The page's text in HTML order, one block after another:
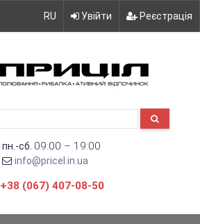
RU Увійти Реєстрація
пн.-сб. 09:00 – 19:00
info@pricel.in.ua
+38 (067) 407-08-50